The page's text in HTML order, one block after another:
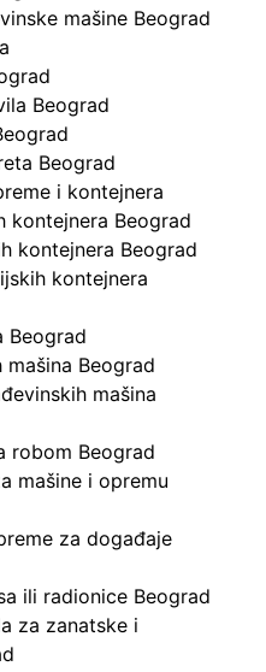
mašine Beograd
Beograd
Beograd
i kontejnera
kontejnera Beograd
kontejnera Beograd
kontejnera
Beograd
Beograd
mašina
robom Beograd
mašine i opremu
za događaje
ili radionice Beograd
za zanatske i